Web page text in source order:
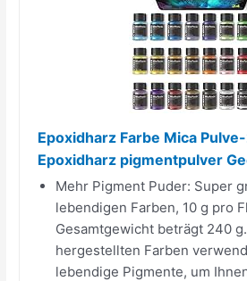
Epoxidharz Farbe Mica
Epoxidharz pigmentpulver
Mehr Pigment Puder: Super
lebendigen Farben, 10 g pro
Gesamtgewicht beträgt 240
hergestellten Farben
lebendige Pigmente, um